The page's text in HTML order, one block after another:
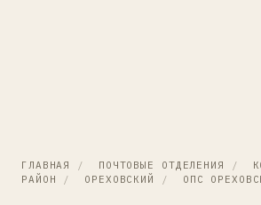
ГЛАВНАЯ / ПОЧТОВЫЕ ОТДЕЛЕНИЯ /
РАЙОН
/ ОРЕХОВСКИЙ / ОПС